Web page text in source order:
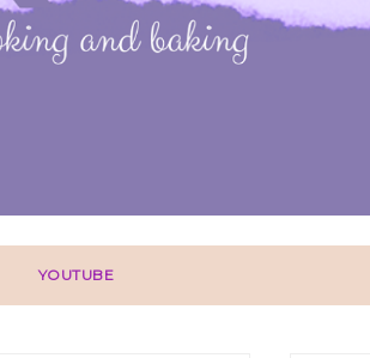
YOUTUBE